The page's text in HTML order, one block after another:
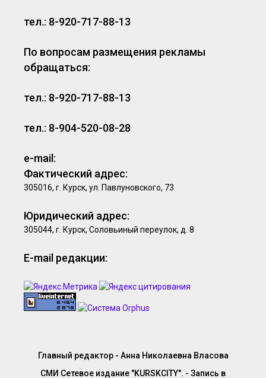
тел.: 8-920-717-88-13
По вопросам размещения рекламы
обращаться:
тел.: 8-920-717-88-13
тел.: 8-904-520-08-28
e-mail:
Фактический адрес:
305016, г. Курск, ул. Павлуновского, 73
Юридический адрес:
305044, г. Курск, Соловьиный переулок, д. 8
E-mail редакции:
Главный редактор - Анна Николаевна Власова
СМИ Сетевое издание "KURSKCITY". - Запись в